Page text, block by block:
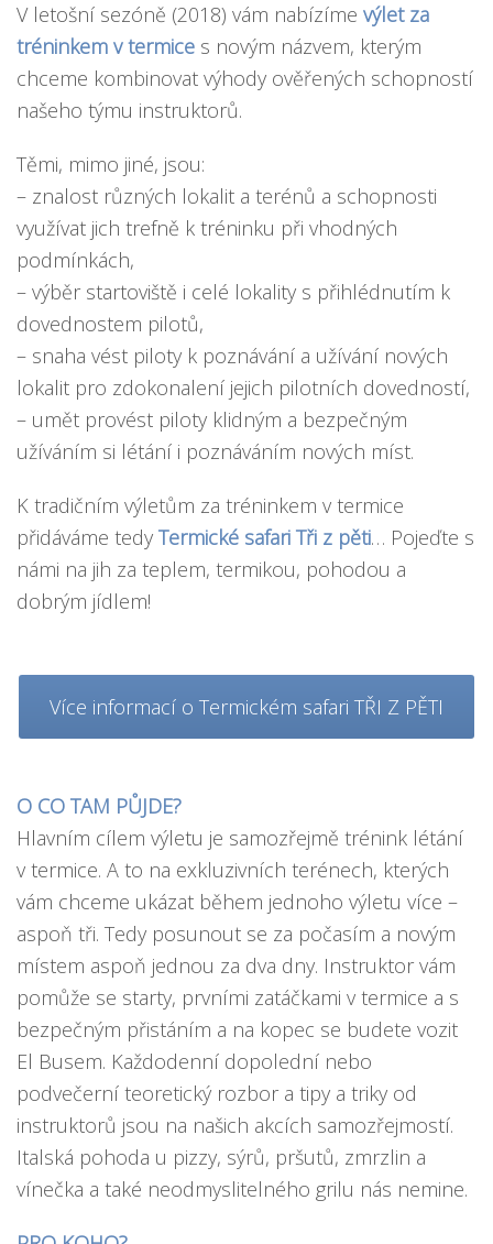
V letošní sezóně (2018) vám nabízíme výlet za
tréninkem v termice s novým názvem, kterým
chceme kombinovat výhody ověřených schopností
našeho týmu instruktorů.
Těmi, mimo jiné, jsou:
– znalost různých lokalit a terénů a schopnosti
využívat jich trefně k tréninku při vhodných
podmínkách,
– výběr startoviště i celé lokality s přihlédnutím k
dovednostem pilotů,
– snaha vést piloty k poznávání a užívání nových
lokalit pro zdokonalení jejich pilotních dovedností,
– umět provést piloty klidným a bezpečným
užíváním si létání i poznáváním nových míst.
K tradičním výletům za tréninkem v termice
přidáváme tedy Termické safari Tři z pěti… Pojeďte s
námi na jih za teplem, termikou, pohodou a
dobrým jídlem!
Více informací o Termickém safari TŘI Z PĚTI
O CO TAM PŮJDE?
Hlavním cílem výletu je samozřejmě trénink létání
v termice. A to na exkluzivních terénech, kterých
vám chceme ukázat během jednoho výletu více –
aspoň tři. Tedy posunout se za počasím a novým
místem aspoň jednou za dva dny. Instruktor vám
pomůže se starty, prvními zatáčkami v termice a s
bezpečným přistáním a na kopec se budete vozit
El Busem. Každodenní dopolední nebo
podvečerní teoretický rozbor a tipy a triky od
instruktorů jsou na našich akcích samozřejmostí.
Italská pohoda u pizzy, sýrů, pršutů, zmrzlin a
vínečka a také neodmyslitelného grilu nás nemine.